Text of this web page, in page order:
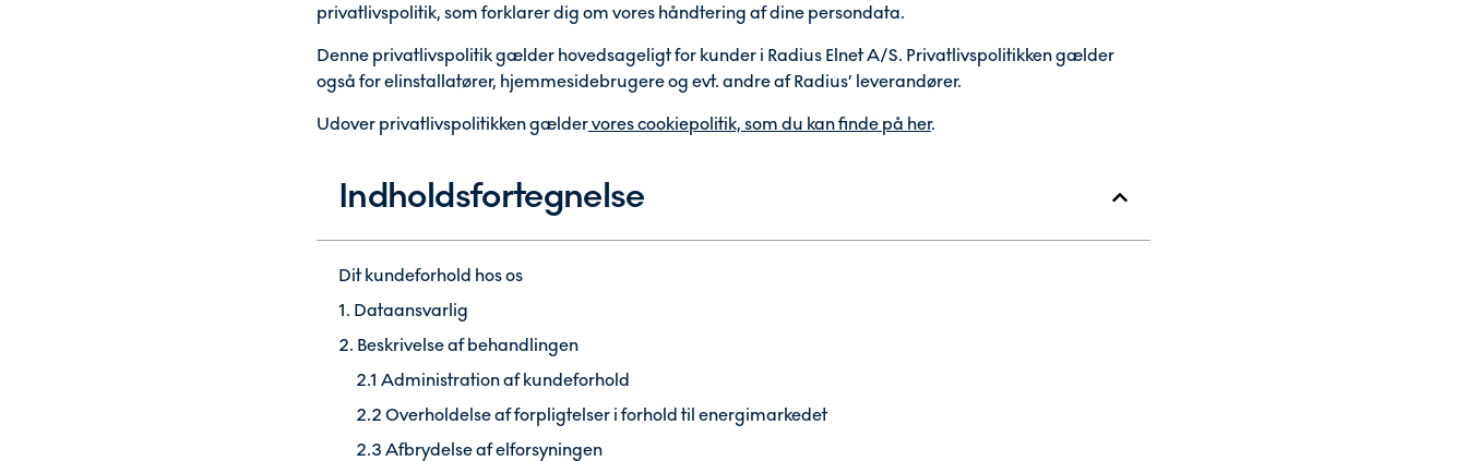
privatlivspolitik, som forklarer dig om vores håndtering af dine persondata.
Denne privatlivspolitik gælder hovedsageligt for kunder i Radius Elnet A/S. Privatlivspolitikken gælder
også for elinstallatører, hjemmesidebrugere og evt. andre af Radius’ leverandører.
Udover privatlivspolitikken gældervores cookiepolitik, som du kan finde på her.
Indholdsfortegnelse
Dit kundeforhold hos os
1. Dataansvarlig
2. Beskrivelse af behandlingen
2.1 Administration af kundeforhold
2.2 Overholdelse af forpligtelser i forhold til energimarkedet
2.3 Afbrydelse af elforsyningen